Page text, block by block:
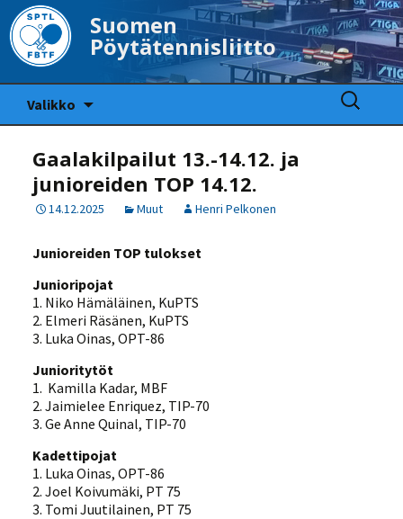
Suomen
Pöytätennisliitto
Valikko
Haku:
Gaalakilpailut 13.-14.12. ja
junioreiden TOP 14.12.
14.12.2025 Muut Henri Pelkonen
Junioreiden TOP tulokset
Junioripojat
1. Niko Hämäläinen, KuPTS
2. Elmeri Räsänen, KuPTS
3. Luka Oinas, OPT-86
Junioritytöt
1. Kamilla Kadar, MBF
2. Jaimielee Enriquez, TIP-70
3. Ge Anne Quinal, TIP-70
Kadettipojat
1. Luka Oinas, OPT-86
2. Joel Koivumäki, PT 75
3. Tomi Juutilainen, PT 75